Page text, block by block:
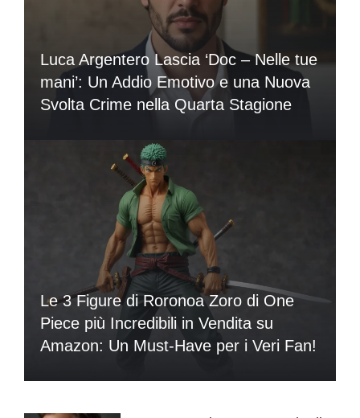
Luca Argentero Lascia ‘Doc – Nelle tue
mani’: Un Addio Emotivo e una Nuova
Svolta Crime nella Quarta Stagione
Le 3 Figure di Roronoa Zoro di One
Piece più Incredibili in Vendita su
Amazon: Un Must-Have per i Veri Fan!